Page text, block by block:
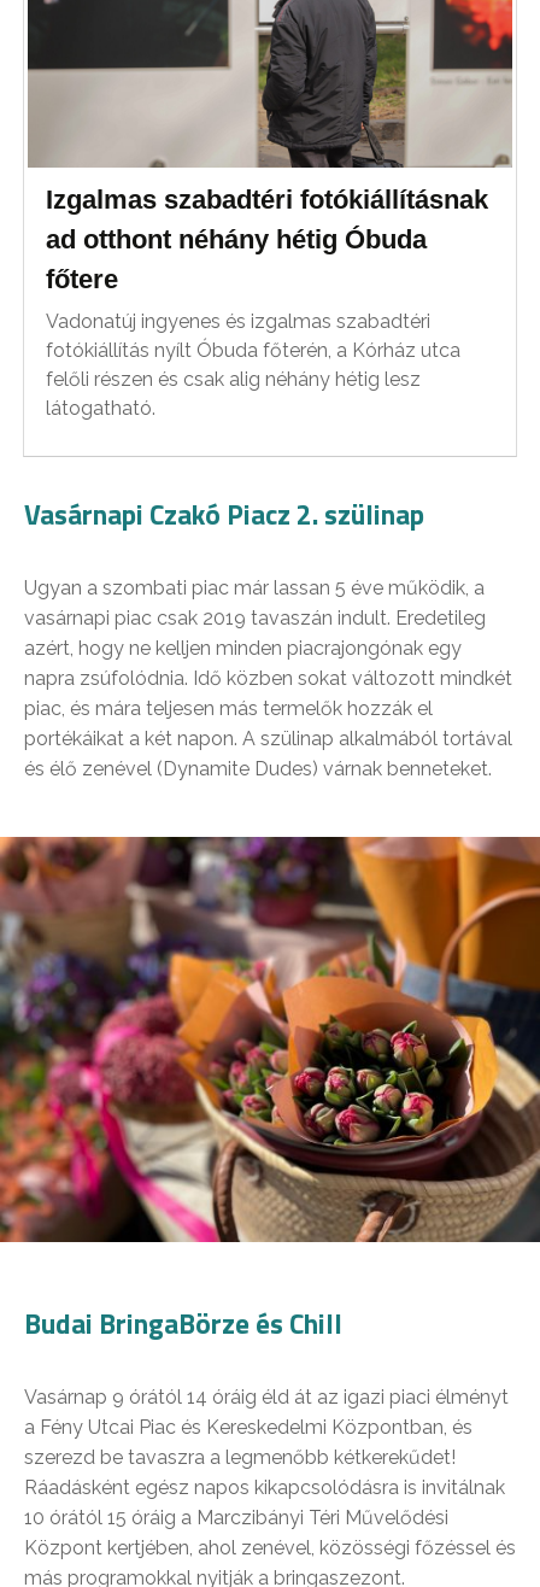
Izgalmas szabadtéri fotókiállításnak
ad otthont néhány hétig Óbuda
főtere
Vadonatúj ingyenes és izgalmas szabadtéri
fotókiállítás nyílt Óbuda főterén, a Kórház utca
felőli részen és csak alig néhány hétig lesz
látogatható.
Vasárnapi Czakó Piacz 2. szülinap
Ugyan a szombati piac már lassan 5 éve működik, a
vasárnapi piac csak 2019 tavaszán indult. Eredetileg
azért, hogy ne kelljen minden piacrajongónak egy
napra zsúfolódnia. Idő közben sokat változott mindkét
piac, és mára teljesen más termelők hozzák el
portékáikat a két napon. A szülinap alkalmából tortával
és élő zenével (Dynamite Dudes) várnak benneteket.
Budai BringaBörze és Chill
Vasárnap 9 órától 14 óráig éld át az igazi piaci élményt
a Fény Utcai Piac és Kereskedelmi Központban, és
szerezd be tavaszra a legmenőbb kétkerekűdet!
Ráadásként egész napos kikapcsolódásra is invitálnak
10 órától 15 óráig a Marczibányi Téri Művelődési
Központ kertjében, ahol zenével, közösségi főzéssel és
más programokkal nyitják a bringaszezont.